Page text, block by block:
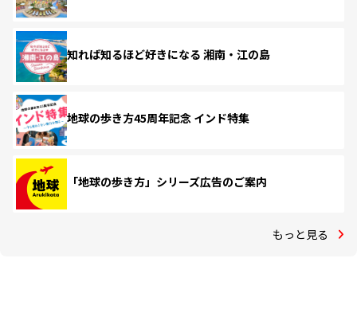
知れば知るほど好きになる 湘南・江の島
地球の歩き方45周年記念 インド特集
「地球の歩き方」シリーズ広告のご案内
もっと見る